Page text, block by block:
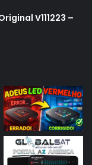
V111223 –